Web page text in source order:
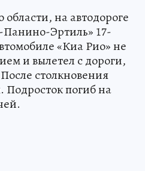
на автодороге
Панино-Эртиль» 17-
«Киа Рио» не
и вылетел с дороги,
столкновения
Подросток погиб на